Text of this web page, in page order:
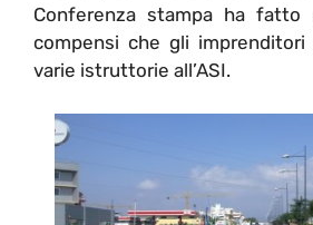
Conferenza stampa ha fatto
compensi che gli imprenditori
varie istruttorie all’ASI.